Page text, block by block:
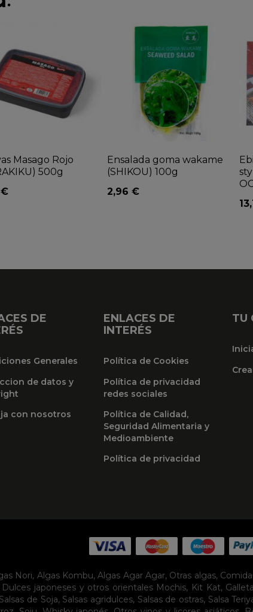
Masago Rojo
500g
€
Ensalada goma wakame
(SHIKOU) 100g
2,96 €
DE
Generales
de datos y
con nosotros
ENLACES DE
INTERÉS
Política de Cookies
Política de privacidad
redes sociales
Política de Calidad,
Seguridad Alimentaria y
Medioambiente
Política de privacidad
TU
Nori, Algas Kombu,Algas Agar Agar, Otras algas,
Dulces japoneses y otros orientales Mochis, Kit Kat,
Salsas de Soja, Salsas agridulces, Salsas de ostras, Salsa